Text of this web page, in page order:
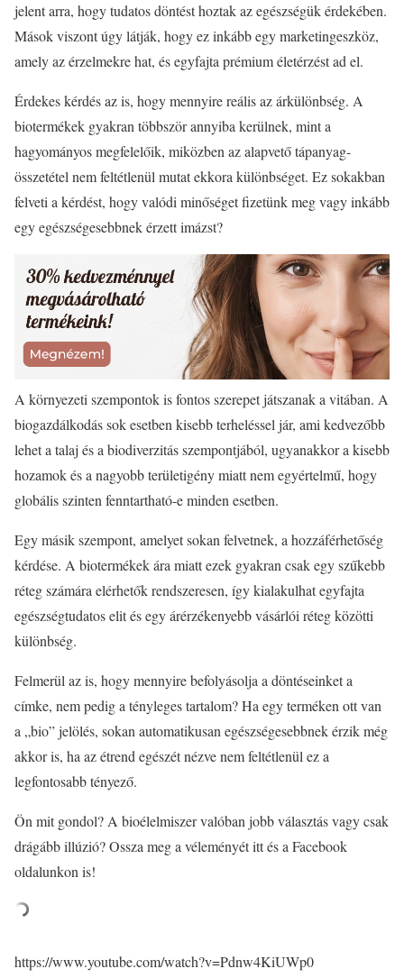
jelent arra, hogy tudatos döntést hoztak az egészségük érdekében.
Mások viszont úgy látják, hogy ez inkább egy marketingeszköz,
amely az érzelmekre hat, és egyfajta prémium életérzést ad el.
Érdekes kérdés az is, hogy mennyire reális az árkülönbség. A
biotermékek gyakran többször annyiba kerülnek, mint a
hagyományos megfelelőik, miközben az alapvető tápanyag-
összetétel nem feltétlenül mutat ekkora különbséget. Ez sokakban
felveti a kérdést, hogy valódi minőséget fizetünk meg vagy inkább
egy egészségesebbnek érzett imázst?
A környezeti szempontok is fontos szerepet játszanak a vitában. A
biogazdálkodás sok esetben kisebb terheléssel jár, ami kedvezőbb
lehet a talaj és a biodiverzitás szempontjából, ugyanakkor a kisebb
hozamok és a nagyobb területigény miatt nem egyértelmű, hogy
globális szinten fenntartható-e minden esetben.
Egy másik szempont, amelyet sokan felvetnek, a hozzáférhetőség
kérdése. A biotermékek ára miatt ezek gyakran csak egy szűkebb
réteg számára elérhetők rendszeresen, így kialakulhat egyfajta
egészségtudatos elit és egy árérzékenyebb vásárlói réteg közötti
különbség.
Felmerül az is, hogy mennyire befolyásolja a döntéseinket a
címke, nem pedig a tényleges tartalom? Ha egy terméken ott van
a „bio” jelölés, sokan automatikusan egészségesebbnek érzik még
akkor is, ha az étrend egészét nézve nem feltétlenül ez a
legfontosabb tényező.
Ön mit gondol? A bioélelmiszer valóban jobb választás vagy csak
drágább illúzió? Ossza meg a véleményét itt és a Facebook
oldalunkon is!
https://www.youtube.com/watch?v=Pdnw4KiUWp0